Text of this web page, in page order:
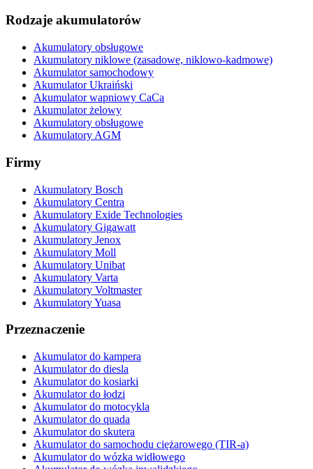
Rodzaje akumulatorów
Akumulatory obsługowe
Akumulatory niklowe (zasadowe, niklowo-kadmowe)
Akumulator samochodowy
Akumulator Ukraiński
Akumulator wapniowy CaCa
Akumulator żelowy
Akumulatory obsługowe
Akumulatory AGM
Firmy
Akumulatory Bosch
Akumulatory Centra
Akumulatory Exide Technologies
Akumulatory Gigawatt
Akumulatory Jenox
Akumulatory Moll
Akumulatory Unibat
Akumulatory Varta
Akumulatory Voltmaster
Akumulatory Yuasa
Przeznaczenie
Akumulator do kampera
Akumulator do diesla
Akumulator do kosiarki
Akumulator do łodzi
Akumulator do motocykla
Akumulator do quada
Akumulator do skutera
Akumulator do samochodu ciężarowego (TIR-a)
Akumulator do wózka widłowego